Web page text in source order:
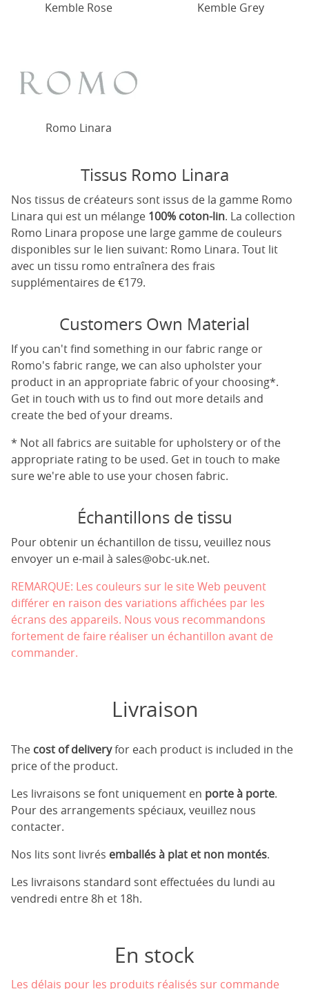
Kemble Rose Kemble Grey
Romo Linara
Tissus Romo Linara
Nos tissus de créateurs sont issus de la gamme Romo
Linara qui est un mélange 100% coton-lin. La collection
Romo Linara propose une large gamme de couleurs
disponibles sur le lien suivant: Romo Linara. Tout lit
avec un tissu romo entraînera des frais
supplémentaires de €179.
Customers Own Material
If you can't find something in our fabric range or
Romo's fabric range, we can also upholster your
product in an appropriate fabric of your choosing*.
Get in touch with us to find out more details and
create the bed of your dreams.
* Not all fabrics are suitable for upholstery or of the
appropriate rating to be used. Get in touch to make
sure we're able to use your chosen fabric.
Échantillons de tissu
Pour obtenir un échantillon de tissu, veuillez nous
envoyer un e-mail à sales@obc-uk.net.
REMARQUE: Les couleurs sur le site Web peuvent
différer en raison des variations affichées par les
écrans des appareils. Nous vous recommandons
fortement de faire réaliser un échantillon avant de
commander.
Livraison
The cost of deliveryfor each product is included in the
price of the product.
Les livraisons se font uniquement en porte à porte.
Pour des arrangements spéciaux, veuillez nous
contacter.
Nos lits sont livrés emballés à plat et non montés.
Les livraisons standard sont effectuées du lundi au
vendredi entre 8h et 18h.
En stock
Les délais pour les produits réalisés sur commande